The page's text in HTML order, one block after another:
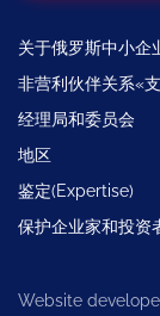
关于俄罗斯中小企
非营利伙伴关系«
经理局和委员会
地区
鉴定(Expertise)
保护企业家和投资
Website